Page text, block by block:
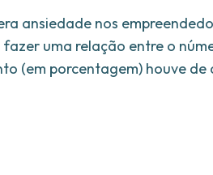
ansiedade nos
uma relação entre o
(em porcentagem) houve de